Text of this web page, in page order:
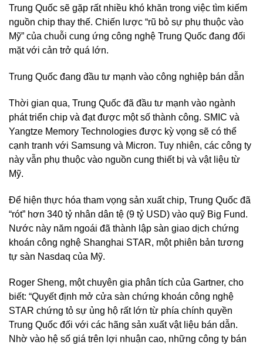
Trung Quốc sẽ gặp rất nhiều khó khăn trong việc tìm kiếm
nguồn chip thay thế. Chiến lược “rũ bỏ sự phụ thuộc vào
Mỹ” của chuỗi cung ứng công nghệ Trung Quốc đang đối
mặt với cản trở quá lớn.
Trung Quốc đang đầu tư mạnh vào công nghiệp bán dẫn
Thời gian qua, Trung Quốc đã đầu tư mạnh vào ngành
phát triển chip và đạt được một số thành công. SMIC và
Yangtze Memory Technologies được kỳ vọng sẽ có thể
cạnh tranh với Samsung và Micron. Tuy nhiên, các công ty
này vẫn phụ thuộc vào nguồn cung thiết bị và vật liệu từ
Mỹ.
Để hiện thực hóa tham vọng sản xuất chip, Trung Quốc đã
“rót” hơn 340 tỷ nhân dân tệ (9 tỷ USD) vào quỹ Big Fund.
Nước này năm ngoái đã thành lập sàn giao dịch chứng
khoán công nghệ Shanghai STAR, một phiên bản tương
tự sàn Nasdaq của Mỹ.
Roger Sheng, một chuyên gia phân tích của Gartner, cho
biết: “Quyết định mở cửa sàn chứng khoán công nghệ
STAR chứng tỏ sự ủng hộ rất lớn từ phía chính quyền
Trung Quốc đối với các hãng sản xuất vật liệu bán dẫn.
Nhờ vào hệ số giá trên lợi nhuận cao, những công ty bán